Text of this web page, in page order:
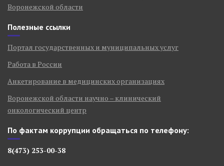
Воронежской области
Полезные ссылки
Портал государственных и муниципальных услуг
Работа в России
Анкетирование в медицинских организациях
Воронежской области научно – клинический
онкологический центр
По фактам коррупции обращаться по телефону:
8(473) 253-00-38